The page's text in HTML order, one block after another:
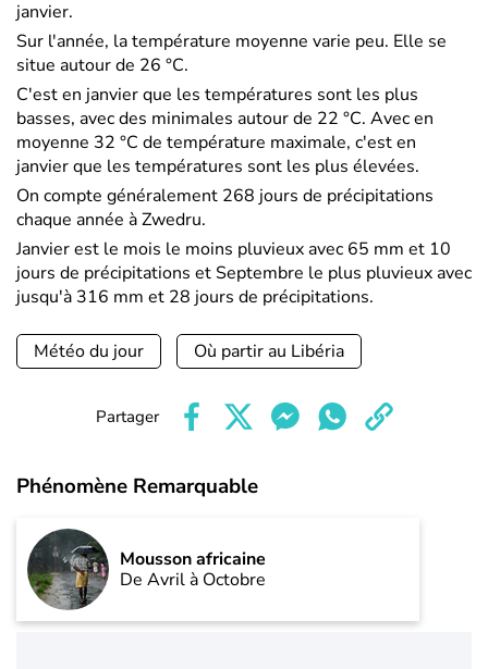
janvier.
Sur l'année, la température moyenne varie peu. Elle se
situe autour de 26 °C.
C'est en janvier que les températures sont les plus
basses, avec des minimales autour de 22 °C. Avec en
moyenne 32 °C de température maximale, c'est en
janvier que les températures sont les plus élevées.
On compte généralement 268 jours de précipitations
chaque année à Zwedru.
Janvier est le mois le moins pluvieux avec 65 mm et 10
jours de précipitations et Septembre le plus pluvieux avec
jusqu'à 316 mm et 28 jours de précipitations.
Météo du jour Où partir au Libéria
Partager
Phénomène Remarquable
Mousson africaine
De Avril à Octobre